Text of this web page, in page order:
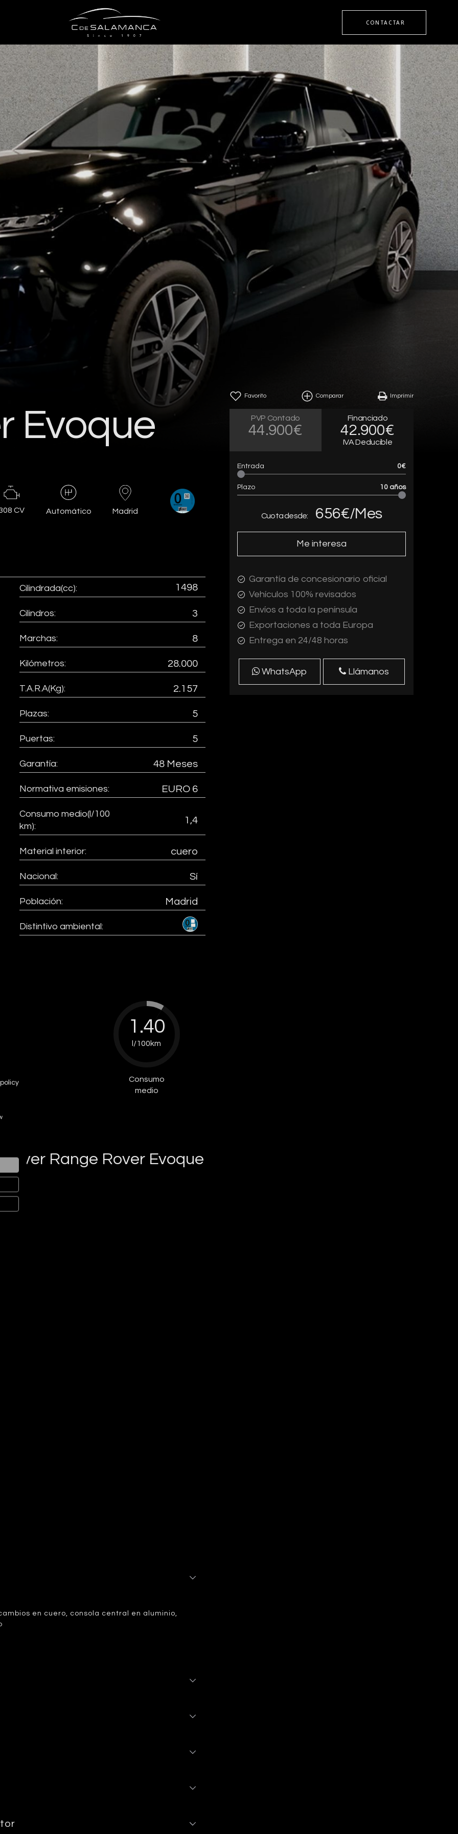
CONTACTAR
Evoque
CV Automático Madrid
Favorito Comparar Imprimir
PVP Contado
44.900€
Financiado
42.900€
IVA Deducible
Entrada 0€
Plazo 10 años
Cuota desde: 656€/Mes
Me interesa
Garantía de concesionario oficial
Vehículos 100% revisados
Envíos a toda la península
Exportaciones a toda Europa
Entrega en 24/48 horas
WhatsApp Llámanos
Cilindrada(cc): 1498
Cilindros: 3
Marchas: 8
Kilómetros: 28.000
T.A.R.A(Kg): 2.157
Plazas: 5
Puertas: 5
Garantía: 48 Meses
Normativa emisiones: EURO 6
Consumo medio(l/100
km):
1,4
Material interior: cuero
Nacional: Sí
Población: Madrid
Distintivo ambiental:
1.40
l/100km
Consumo
medio
Range Rover Evoque
en cuero, consola central en aluminio,